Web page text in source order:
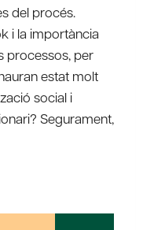
del procés.
i la importància
processos, per
estat molt
social i
Segurament,